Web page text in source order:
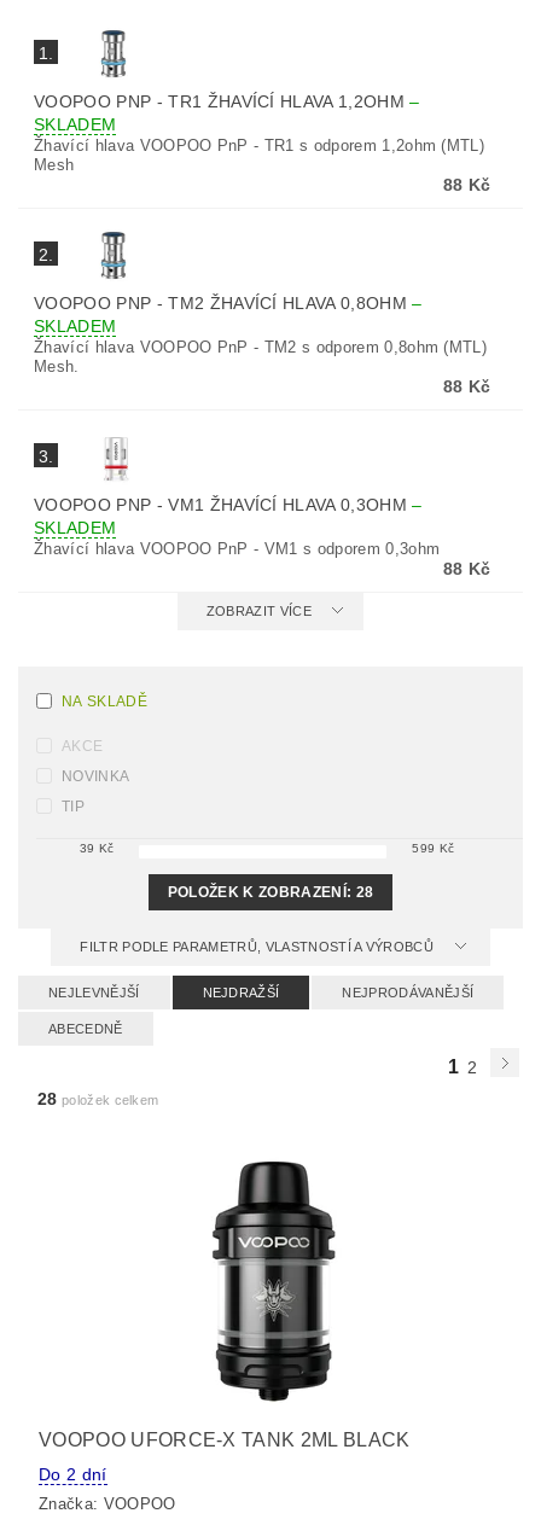
1.
VOOPOO PNP - TR1 ŽHAVÍCÍ HLAVA 1,2OHM–
SKLADEM
Žhavící hlava VOOPOO PnP - TR1 s odporem 1,2ohm (MTL)
Mesh
88 Kč
2.
VOOPOO PNP - TM2 ŽHAVÍCÍ HLAVA 0,8OHM–
SKLADEM
Žhavící hlava VOOPOO PnP - TM2 s odporem 0,8ohm (MTL)
Mesh.
88 Kč
3.
VOOPOO PNP - VM1 ŽHAVÍCÍ HLAVA 0,3OHM–
SKLADEM
Žhavící hlava VOOPOO PnP - VM1 s odporem 0,3ohm
88 Kč
ZOBRAZIT VÍCE
NA SKLADĚ
AKCE
NOVINKA
TIP
39 Kč 599 Kč
POLOŽEK K ZOBRAZENÍ: 28
FILTR PODLE PARAMETRŮ, VLASTNOSTÍ A VÝROBCŮ
NEJLEVNĚJŠÍ NEJDRAŽŠÍ NEJPRODÁVANĚJŠÍ
ABECEDNĚ
1 2
28 položek celkem
VOOPOO UFORCE-X TANK 2ML BLACK
Do 2 dní
Značka: VOOPOO